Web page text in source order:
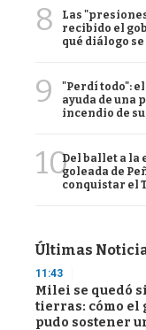
8
Las
recibido el
qué diálogo
9
"Perdí todo":
ayuda de una
incendio de su
10Del ballet a la
goleada de
conquistar el
Últimas
11:43
Milei se quedó
tierras: cómo
pudo sostener